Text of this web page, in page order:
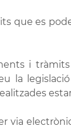
que es
i
la
via